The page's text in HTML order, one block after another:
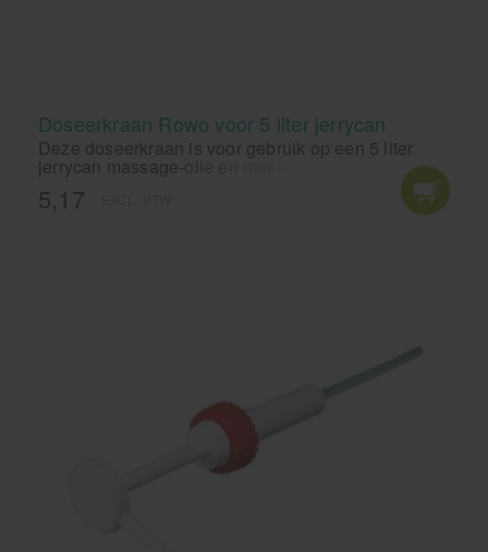
Doseerkraan Rowo voor 5 liter jerrycan
Deze doseerkraan is voor gebruik op een 5 liter
jerrycan massage-olie en massagelotion van Rowo.
5,17